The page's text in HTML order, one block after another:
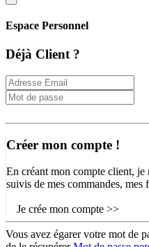
Espace Personnel
Déjà Client ?
Créer mon compte !
En créant mon compte client, je
suivis de mes commandes, mes
Je crée mon compte >>
Vous avez égarer votre mot de